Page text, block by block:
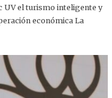
UV el turismo inteligente y
económica La